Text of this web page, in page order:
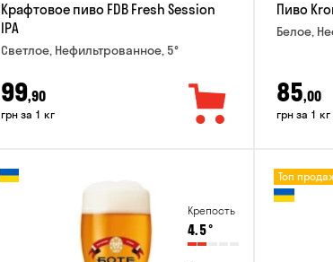
Крафтовое пиво FDB Fresh Session
IPA
Светлое, Нефильтрованное, 5°
99,90
грн за 1 кг
Пиво
Белое,
85,00
грн за 1 кг
Крепость
4.5°
Топ